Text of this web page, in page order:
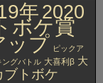
年2020
ボケ賞
ップ ピックア
ングバトル 大喜利β 大
ブトボケ